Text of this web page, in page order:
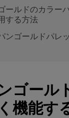
ールドのカラー
する方法
ンゴールドパレ
ゴール
機能す